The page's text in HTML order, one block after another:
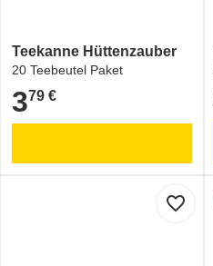
Teekanne Hüttenzauber
20 Teebeutel Paket
3,79 €
379 €
favorite_border